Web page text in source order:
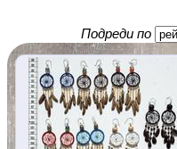
Подреди по